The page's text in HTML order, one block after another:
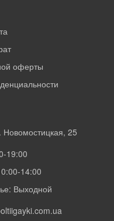
оферты
Новомостицкая, 25
19:00
14:00
Выходной